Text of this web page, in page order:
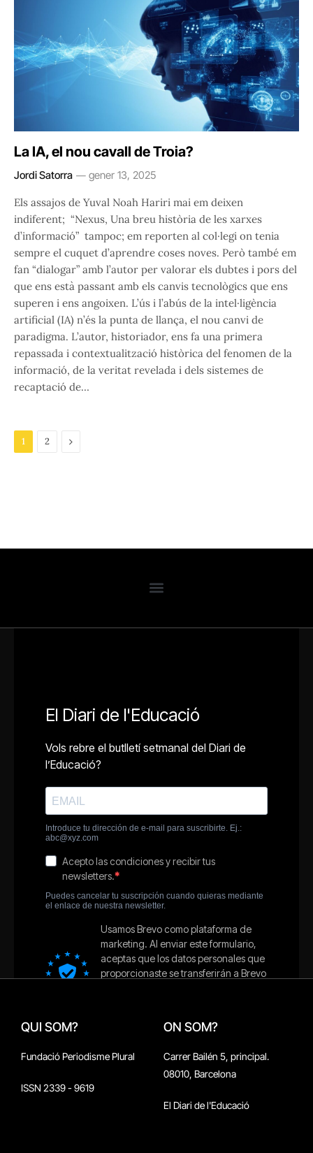
La IA, el nou cavall de Troia?
Jordi Satorra gener 13, 2025
Els assajos de Yuval Noah Hariri mai em deixen
indiferent; “Nexus, Una breu història de les xarxes
d’informació” tampoc; em reporten al col·legi on tenia
sempre el cuquet d’aprendre coses noves. Però també em
fan “dialogar” amb l’autor per valorar els dubtes i pors del
que ens està passant amb els canvis tecnològics que ens
superen i ens angoixen. L’ús i l’abús de la intel·ligència
artificial (IA) n’és la punta de llança, el nou canvi de
paradigma. L’autor, historiador, ens fa una primera
repassada i contextualització històrica del fenomen de la
informació, de la veritat revelada i dels sistemes de
recaptació de…
1 2 Next
QUI SOM?
Fundació Periodisme Plural
ISSN 2339 - 9619
ON SOM?
Carrer Bailén 5, principal.
08010, Barcelona
El Diari de l'Educació